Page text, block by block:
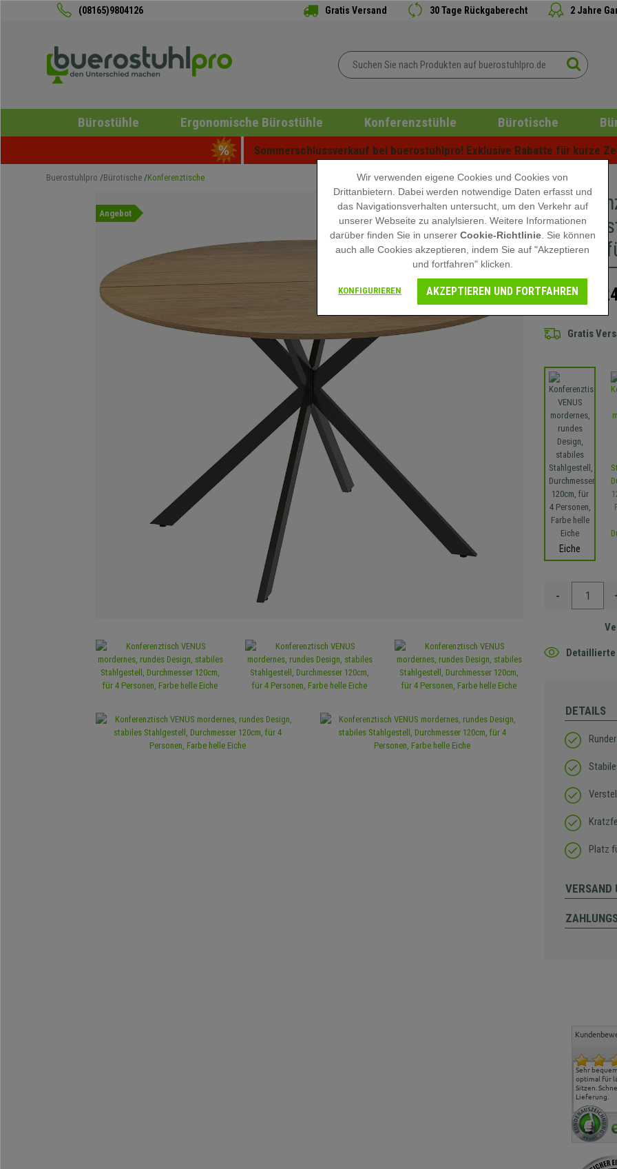
(08165)9804126 Gratis Versand 30 Tage Rückgaberecht 2 Jahre
Bürostühle Ergonomische Bürostühle Konferenzstühle Bürotische
Sommerschlussverkauf bei buerostuhlpro! Exklusive Rabatte für kurze
Buerostuhlpro Bürotische Konferenztische
Angebot
Design,
120cm,
154,90 €
Gratis
Eiche
-
Detaillierte
DETAILS
Platz
VERSAND
Sehr
optimal für
Sitzen.
Lieferung.
Wir verwenden eigene Cookies und Cookies von
Drittanbietern. Dabei werden notwendige Daten erfasst und
das Navigationsverhalten untersucht, um den Verkehr auf
unserer Webseite zu analylsieren. Weitere Informationen
darüber finden Sie in unserer Cookie-Richtlinie. Sie können
auch alle Cookies akzeptieren, indem Sie auf "Akzeptieren
und fortfahren" klicken.
KONFIGURIEREN AKZEPTIEREN UND FORTFAHREN